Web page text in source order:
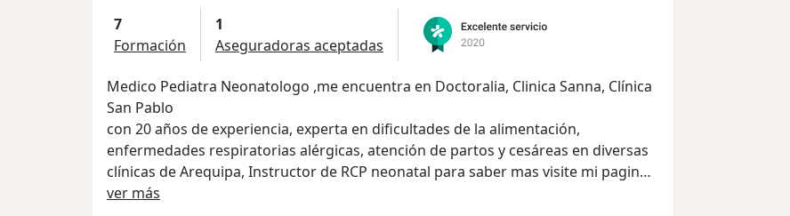
7
Formación
1
Aseguradoras aceptadas
Medico Pediatra Neonatologo ,me encuentra en Doctoralia, Clinica Sanna, Clínica
San Pablo
con 20 años de experiencia, experta en dificultades de la alimentación,
enfermedades respiratorias alérgicas, atención de partos y cesáreas en diversas
clínicas de Arequipa, Instructor de RCP neonatal para saber mas visite mi pagina
web
ver más